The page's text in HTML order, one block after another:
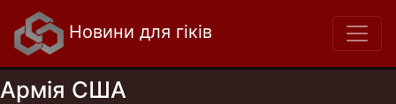
Новини для гіків
Армія США